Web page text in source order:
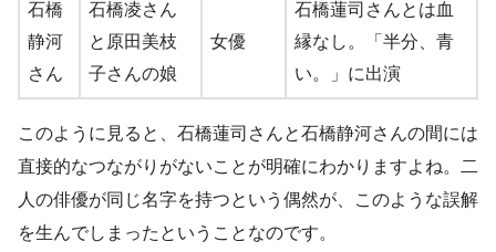
石橋
静河
さん
石橋凌さん
と原田美枝
子さんの娘
女優
石橋蓮司さんとは血
縁なし。「半分、青
い。」に出演
このように見ると、石橋蓮司さんと石橋静河さんの間には
直接的なつながりがないことが明確にわかりますよね。二
人の俳優が同じ名字を持つという偶然が、このような誤解
を生んでしまったということなのです。